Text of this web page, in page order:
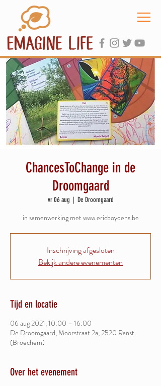
ChancesToChange in de
Droomgaard
vr 06 aug
  |
De Droomgaard
in samenwerking met www.ericboydens.be
Inschrijving afgesloten
Bekijk andere evenementen
Tijd en locatie
06 aug 2021, 10:00 – 16:00
De Droomgaard, Moorstraat 2a, 2520 Ranst
(Broechem)
Over het evenement